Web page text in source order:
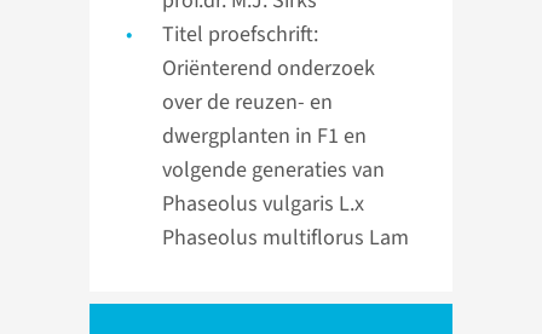
Titel proefschrift:
Oriënterend onderzoek
over de reuzen- en
dwergplanten in F1 en
volgende generaties van
Phaseolus vulgaris L.x
Phaseolus multiflorus Lam